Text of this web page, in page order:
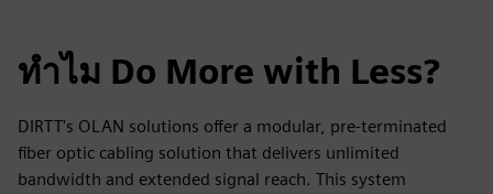
ทำไม Do More with Less?
DIRTT's OLAN solutions offer a modular, pre-terminated
fiber optic cabling solution that delivers unlimited
bandwidth and extended signal reach. This system